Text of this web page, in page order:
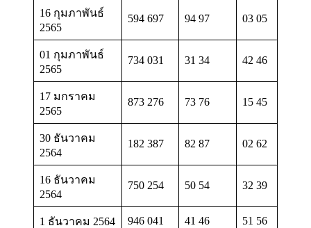
16 กุมภาพันธ์
2565
594 697 94 97 03 05
01 กุมภาพันธ์
2565
734 031 31 34 42 46
17 มกราคม
2565
873 276 73 76 15 45
30 ธันวาคม
2564
182 387 82 87 02 62
16 ธันวาคม
2564
750 254 50 54 32 39
1 ธันวาคม 2564 946 041 41 46 51 56